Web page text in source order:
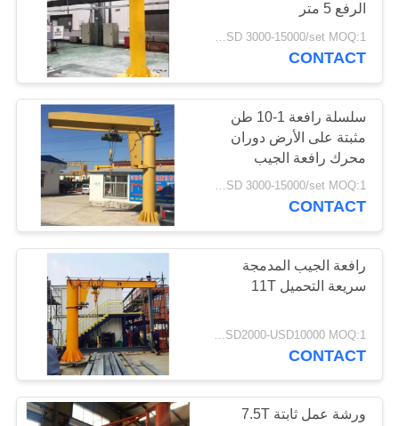
الرفع 5 متر
USD 3000-15000/set MOQ:1 مجموعة
CONTACT
سلسلة رافعة 1-10 طن
مثبتة على الأرض دوران
محرك رافعة الجيب
USD 3000-15000/set MOQ:1 مجموعة
CONTACT
رافعة الجيب المدمجة
سريعة التحميل 11T
CONTACT
ورشة عمل ثابتة 7.5T